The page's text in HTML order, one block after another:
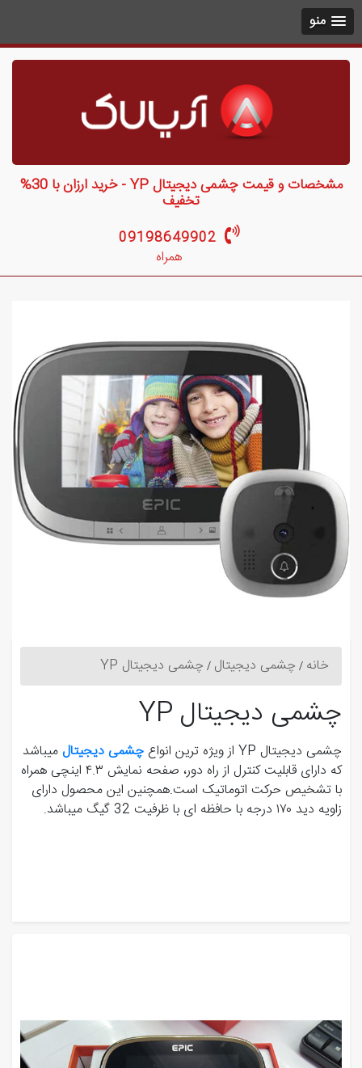
منو
مشخصات و قیمت چشمی دیجیتال YP - خرید ارزان با 30%
تخفیف
09198649902
همراه
خانه چشمی دیجیتال چشمی دیجیتال YP
چشمی دیجیتال YP
چشمی دیجیتال YP از ویژه ترین انواع چشمی دیجیتالمیباشد
که دارای قابلیت کنترل از راه دور، صفحه نمایش ۴.٣ اینچی همراه
با تشخیص حرکت اتوماتیک است.همچنین این محصول دارای
زاویه دید ١٧٠ درجه با حافظه ای با ظرفیت 32 گیگ میباشد.